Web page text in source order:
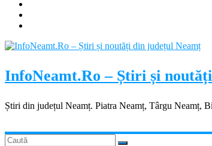
InfoNeamt.Ro – Știri și
Știri din județul Neamț. Piatra Neamț, Târgu Neamț,